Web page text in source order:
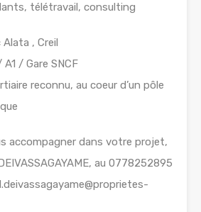
télétravail, consulting
, Creil
/ Gare SNCF
reconnu, au coeur d’un pôle
accompagner dans votre projet,
au 0778252895